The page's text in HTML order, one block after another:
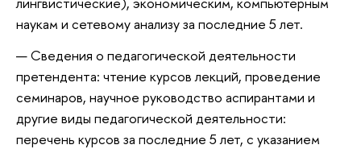
наукам и сетевому анализу за последние 5 лет.
Сведения о педагогической деятельности
претендента: чтение курсов лекций, проведение
семинаров, научное руководство аспирантами и
другие виды педагогической деятельности:
перечень курсов за последние 5 лет, с указанием